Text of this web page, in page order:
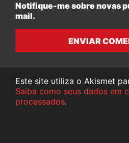
Notifique-me sobre novas
mail.
ENVIAR
Este site utiliza o Akismet
Saiba como seus dados em
processados.